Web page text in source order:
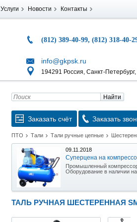
Услуги Новости Контакты
(812) 389-40-99, (812) 318-40-
info@gkpsk.ru
194291 Россия, Санкт-
Найти
Заказать счёт Заказать
ПТО Тали Тали ручные цепные
09.11.2018
Суперцена на
Промышленный
Оборудование в наличии на
15.10.2018
Уникальная возможность
ТАЛЬ РУЧНАЯ ШЕСТЕРЕННАЯ